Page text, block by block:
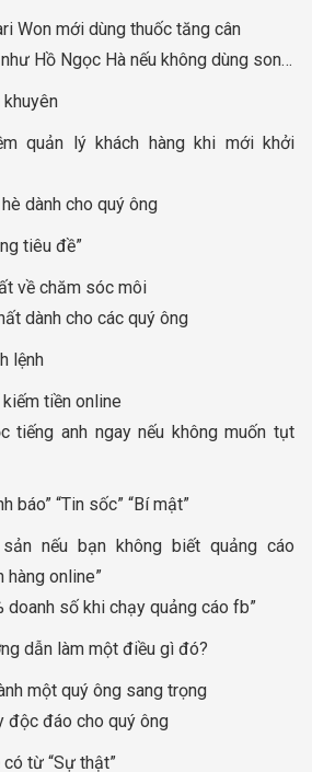
Won mới dùng thuốc tăng cân
Hồ Ngọc Hà nếu không dùng son…
quản lý khách hàng khi mới khởi
dành cho quý ông
tiêu đề”
về chăm sóc môi
dành cho các quý ông
lệnh
tiền online
tiếng anh ngay nếu không muốn tụt
báo” “Tin sốc” “Bí mật”
sản nếu bạn không biết quảng cáo
hàng online”
doanh số khi chạy quảng cáo fb”
dẫn làm một điều gì đó?
một quý ông sang trọng
độc đáo cho quý ông
từ “Sự thật”